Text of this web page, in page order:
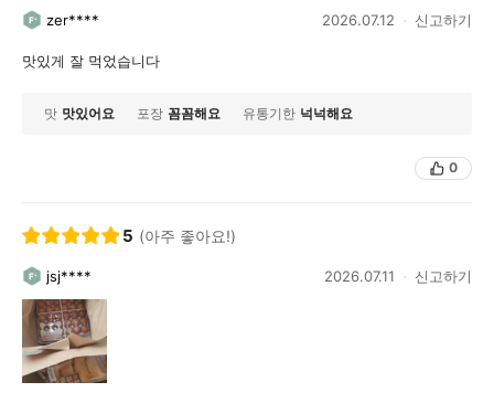
zer**** 2026.07.12 신고하기
맛있게 잘 먹었습니다
맛 맛있어요 포장 꼼꼼해요 유통기한 넉넉해요
0
5 (아주 좋아요!)
jsj**** 2026.07.11 신고하기